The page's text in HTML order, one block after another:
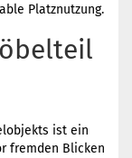
Platznutzung.
ist ein
fremden Blicken